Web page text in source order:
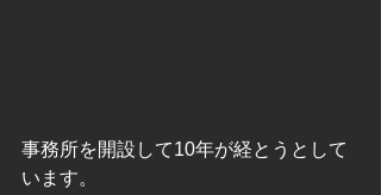
事務所を開設して10年が経とうとして
います。